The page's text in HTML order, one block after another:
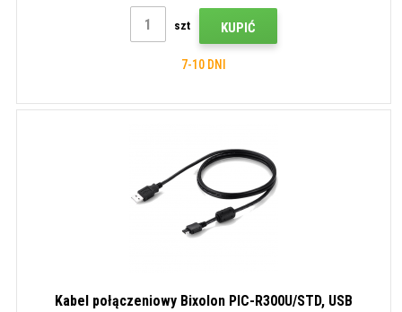
szt KUPIĆ
7-10 DNI
Kabel połączeniowy Bixolon PIC-R300U/STD, USB